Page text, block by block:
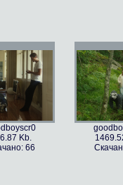
Kb.
66